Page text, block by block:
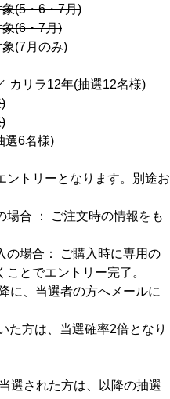
。
(5・6・7月)
(6・7月)
象(7月のみ)
カリラ12年(抽選12名様)
選6名様)
ントリーとなります。別途お
場合 ： ご注文時の情報をも
の場合： ご購入時に専用の
とでエントリー完了。
に、当選者の方へメールに
た方は、当選確率2倍となり
選された方は、以降の抽選